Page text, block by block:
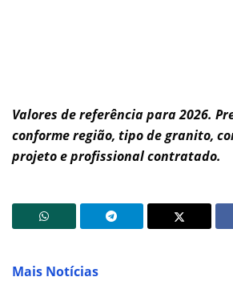
Valores de referência para 2026.
conforme região, tipo de granito,
projeto e profissional contratado.
Mais Notícias